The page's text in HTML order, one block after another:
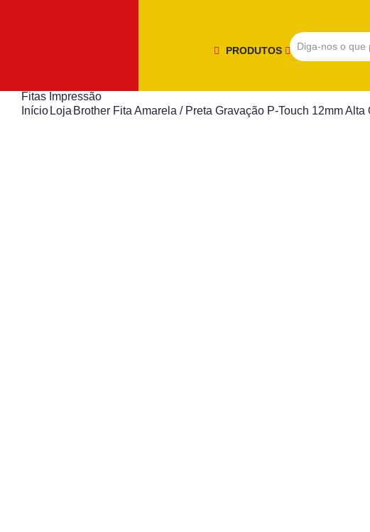
PRODUTOS
Fitas Impressão
Início Loja Brother Fita Amarela / Preta Gravação P-Touch 12mm Alta